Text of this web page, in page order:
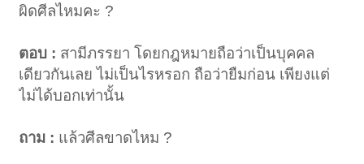
ผิดศีลไหมคะ ?
ตอบ : สามีภรรยา โดยกฎหมายถือว่าเป็นบุคคล
เดียวกันเลย ไม่เป็นไรหรอก ถือว่ายืมก่อน เพียงแต่
ไม่ได้บอกเท่านั้น
ถาม : แล้วศีลขาดไหม ?